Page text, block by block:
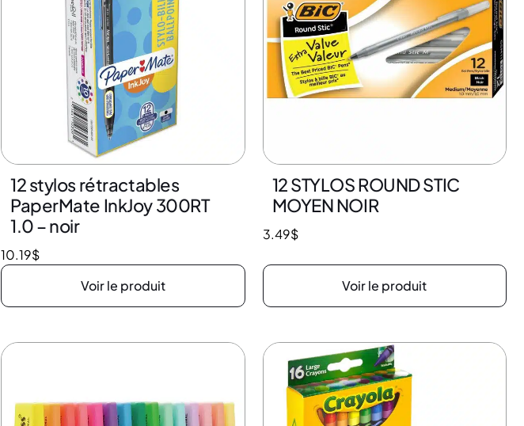
12 stylos rétractables
PaperMate InkJoy 300RT
1.0 – noir
10.19$
Voir le produit
12 STYLOS ROUND STIC
MOYEN NOIR
3.49$
Voir le produit